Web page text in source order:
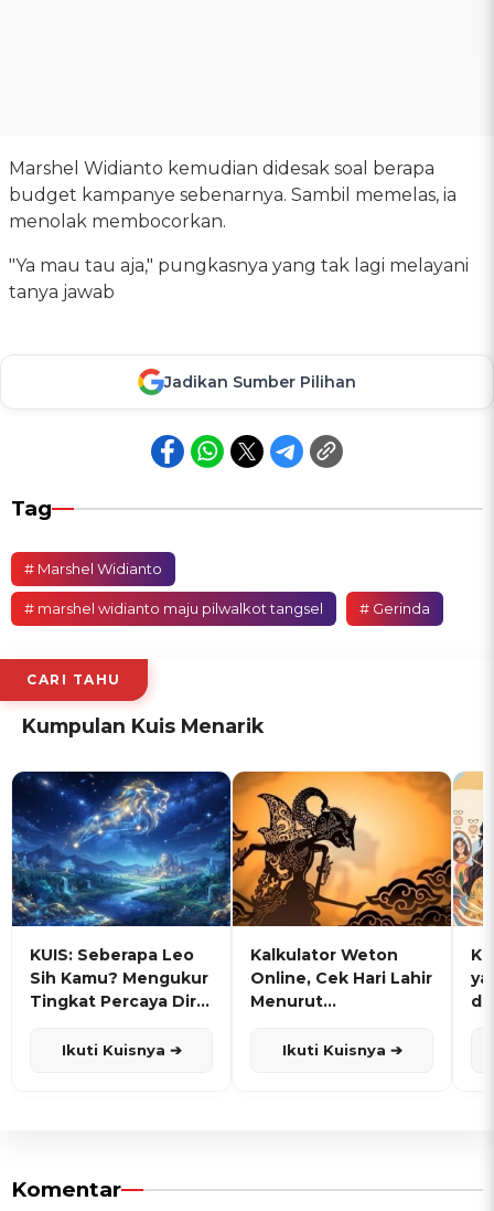
Marshel Widianto kemudian didesak soal berapa
budget kampanye sebenarnya. Sambil memelas, ia
menolak membocorkan.
"Ya mau tau aja," pungkasnya yang tak lagi melayani
tanya jawab
Jadikan Sumber Pilihan
Tag
# Marshel Widianto
# marshel widianto maju pilwalkot tangsel # Gerinda
CARI TAHU
Kumpulan Kuis Menarik
KUIS: Seberapa Leo
Sih Kamu? Mengukur
Tingkat Percaya Diri
Ikuti Kuisnya ➔
Kalkulator Weton
Online, Cek Hari Lahir
Menurut
Ikuti Kuisnya ➔
Komentar